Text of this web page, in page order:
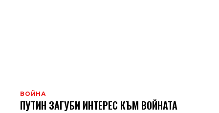
ВОЙНА
ПУТИН ЗАГУБИ ИНТЕРЕС КЪМ ВОЙНАТА